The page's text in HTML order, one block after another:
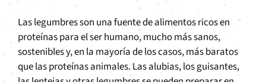
Las legumbres son una fuente de alimentos ricos en
proteínas para el ser humano, mucho más sanos,
sostenibles y, en la mayoría de los casos, más baratos
que las proteínas animales. Las alubias, los guisantes,